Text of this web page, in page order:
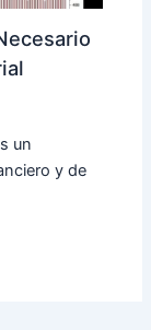
un
y de